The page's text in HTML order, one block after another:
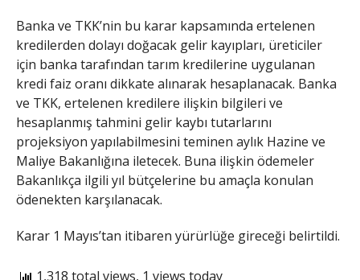
Banka ve TKK’nin bu karar kapsamında ertelenen
kredilerden dolayı doğacak gelir kayıpları, üreticiler
için banka tarafından tarım kredilerine uygulanan
kredi faiz oranı dikkate alınarak hesaplanacak. Banka
ve TKK, ertelenen kredilere ilişkin bilgileri ve
hesaplanmış tahmini gelir kaybı tutarlarını
projeksiyon yapılabilmesini teminen aylık Hazine ve
Maliye Bakanlığına iletecek. Buna ilişkin ödemeler
Bakanlıkça ilgili yıl bütçelerine bu amaçla konulan
ödenekten karşılanacak.
Karar 1 Mayıs’tan itibaren yürürlüğe gireceği belirtildi.
1,318 total views, 1 views today